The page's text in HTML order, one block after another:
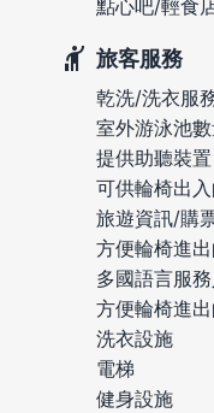
點心吧/輕食
旅客服務
乾洗/洗衣服
室外游泳池
提供助聽裝置
可供輪椅出
旅遊資訊/購
方便輪椅進
多國語言服
方便輪椅進
洗衣設施
電梯
健身設施